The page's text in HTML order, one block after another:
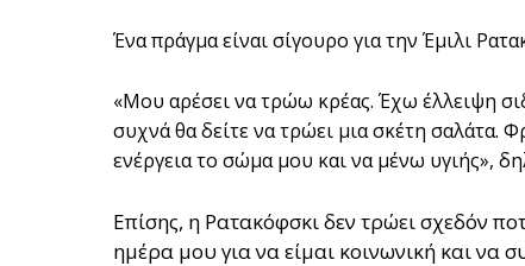
Ένα πράγμα είναι σίγουρο για την Έμιλι
«Μου αρέσει να τρώω κρέας. Έχω έλλειψη
συχνά θα δείτε να τρώει μια σκέτη
ενέργεια το σώμα μου και να μένω υγιής»,
Επίσης, η Ρατακόφσκι δεν τρώει σχεδόν
ημέρα μου για να είμαι κοινωνική και